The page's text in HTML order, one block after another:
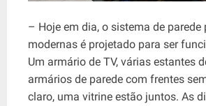
– Hoje em dia, o sistema de parede
modernas é projetado para ser
Um armário de TV, várias estantes
armários de parede com frentes
claro, uma vitrine estão juntos. As